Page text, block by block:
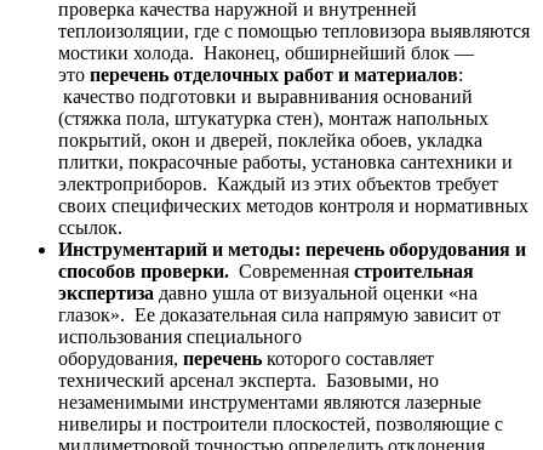
проверка качества наружной и внутренней
теплоизоляции, где с помощью тепловизора выявляются
мостики холода. Наконец, обширнейший блок —
это перечень отделочных работ и материалов:
качество подготовки и выравнивания оснований
(стяжка пола, штукатурка стен), монтаж напольных
покрытий, окон и дверей, поклейка обоев, укладка
плитки, покрасочные работы, установка сантехники и
электроприборов. Каждый из этих объектов требует
своих специфических методов контроля и нормативных
ссылок.
Инструментарий и методы: перечень оборудования и
способов проверки. Современная строительная
экспертиза давно ушла от визуальной оценки «на
глазок». Ее доказательная сила напрямую зависит от
использования специального
оборудования, перечень которого составляет
технический арсенал эксперта. Базовыми, но
незаменимыми инструментами являются лазерные
нивелиры и построители плоскостей, позволяющие с
миллиметровой точностью определить отклонения